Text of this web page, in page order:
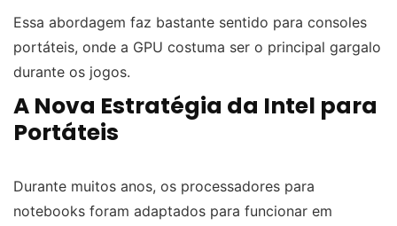
Essa abordagem faz bastante sentido para consoles
portáteis, onde a GPU costuma ser o principal gargalo
durante os jogos.
A Nova Estratégia da Intel para
Portáteis
Durante muitos anos, os processadores para
notebooks foram adaptados para funcionar em